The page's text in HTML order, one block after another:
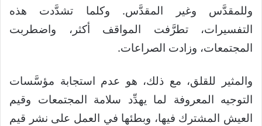
وللمقدَّس وغير المقدَّس. وكلما تشدَّدت هذه
التفسيرات، تطرَّفت المواقف أكثر، واضطربت
المجتمعات، وزادت الصراعات.
والمثير للقلق، مع ذلك، هو عدم استجابة مؤسَّسات
التوجيه المعروفة لما يهدِّد سلامة المجتمعات وقيم
العيش المشترك فيها، وبطئها في العمل على نشر قيم